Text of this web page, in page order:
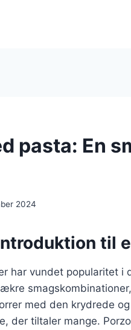
pasta: En
2024
til
har vundet popularitet
med den krydrede
der tiltaler mange.